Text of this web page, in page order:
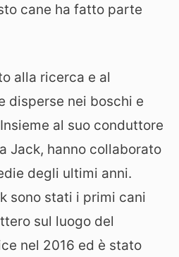
cane ha fatto parte
alla ricerca e al
disperse nei boschi e
al suo conduttore
Jack, hanno collaborato
degli ultimi anni.
sono stati i primi cani
sul luogo del
nel 2016 ed è stato